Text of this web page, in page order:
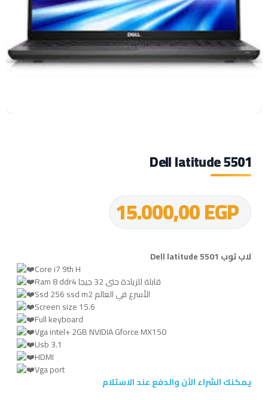
Dell latitude 5501
15.000,00EGP
لاب توب Dell latitude 5501
Core i7 9th H
Ram 8 ddr4 قابلة للزيادة حتى 32 جيجا
Ssd 256 ssd m2 الأسرع في العالم
Screen size 15.6
Full keyboard
Vga intel+ 2GB NVIDIA Gforce MX150
Usb 3.1
HDMI
Vga port
يمكنك الشراء الأن والدفع عند الاستلام